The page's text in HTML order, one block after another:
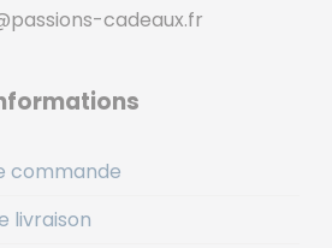
cadeaux.fr
commande
livraison